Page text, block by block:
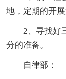
地，定期的开展
2、寻找好三
分的准备。
自律部：